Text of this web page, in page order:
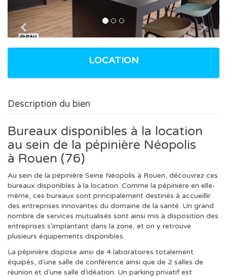
Previous
LOCATION
Description du bien
Bureaux disponibles à la location
au sein de la pépinière Néopolis
à Rouen (76)
Au sein de la pépinière Seine Néopolis à Rouen, découvrez ces
bureaux disponibles à la location. Comme la pépinière en elle-
même, ces bureaux sont principalement destinés à accueillir
des entreprises innovantes du domaine de la santé. Un grand
nombre de services mutualisés sont ainsi mis à disposition des
entreprises s'implantant dans la zone, et on y retrouve
plusieurs équipements disponibles.
La pépinière dispose ainsi de 4 laboratoires totalement
équipés, d’une salle de conférence ainsi que de 2 salles de
réunion et d’une salle d’idéation. Un parking privatif est